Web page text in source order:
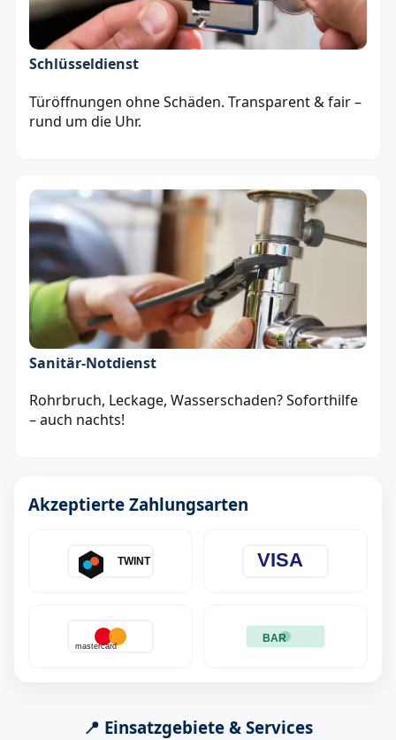
Schlüsseldienst
Türöffnungen ohne Schäden. Transparent & fair –
rund um die Uhr.
Sanitär‑Notdienst
Rohrbruch, Leckage, Wasserschaden? Soforthilfe
– auch nachts!
Akzeptierte Zahlungsarten
TWINT VISA
mastercard
BAR
📍 Einsatzgebiete & Services